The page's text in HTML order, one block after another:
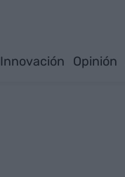
Innovación Opinión